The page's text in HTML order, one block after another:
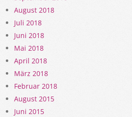
August 2018
Juli 2018
Juni 2018
Mai 2018
April 2018
März 2018
Februar 2018
August 2015
Juni 2015